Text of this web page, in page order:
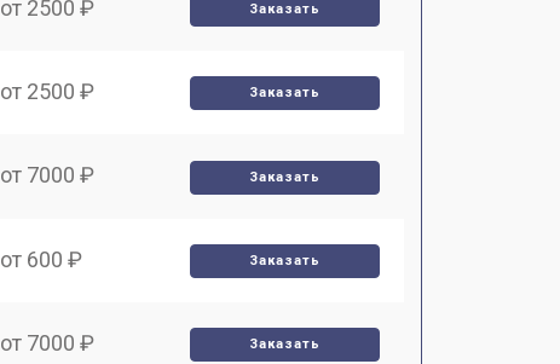
от 2500 ₽ Заказать
от 2500 ₽ Заказать
от 7000 ₽ Заказать
от 600 ₽ Заказать
от 7000 ₽ Заказать